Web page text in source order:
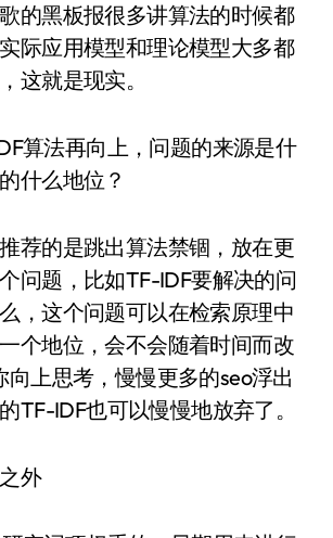
的黑板报很多讲算法的时候都
际应用模型和理论模型大多都
这就是现实。
算法再向上，问题的来源是什
什么地位？
荐的是跳出算法禁锢，放在更
问题，比如TF-IDF要解决的问
，这个问题可以在检索原理中
个地位，会不会随着时间而改
上思考，慢慢更多的seo浮出
TF-IDF也可以慢慢地放弃了。
外